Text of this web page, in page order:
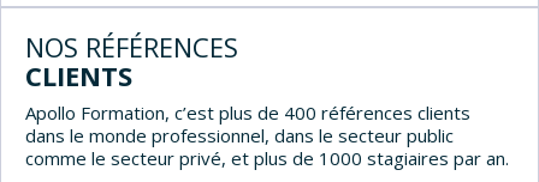
NOS RÉFÉRENCES
CLIENTS
Apollo Formation, c’est plus de 400 références clients
dans le monde professionnel, dans le secteur public
comme le secteur privé, et plus de 1000 stagiaires par an.